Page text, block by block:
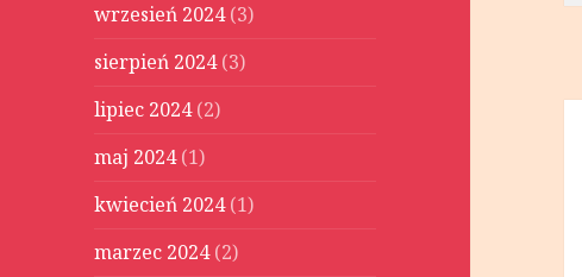
wrzesień 2024(3)
sierpień 2024(3)
lipiec 2024(2)
maj 2024(1)
kwiecień 2024(1)
marzec 2024(2)